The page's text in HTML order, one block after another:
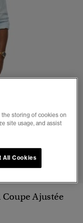
5
Ajustée
the storing of cookies on
site usage, and assist
All Cookies